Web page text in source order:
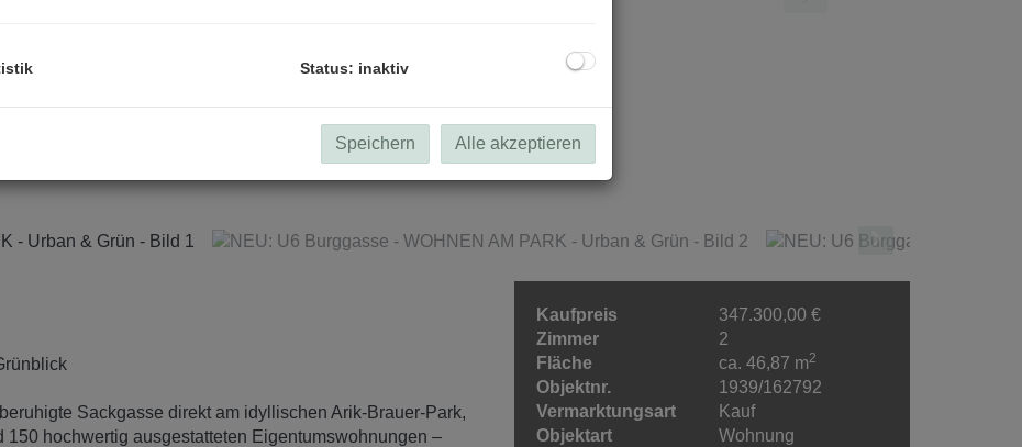
Sackgasse direkt am idyllischen Arik-Brauer-Park,
hochwertig ausgestatteten Eigentumswohnungen –
Kaufpreis
347.300,00 €
Zimmer
2
Fläche
ca. 46,87 m2
Objektnr.
1939/162792
Vermarktungsart
Kauf
Objektart
Wohnung
Status: inaktiv
Speichern Alle akzeptieren